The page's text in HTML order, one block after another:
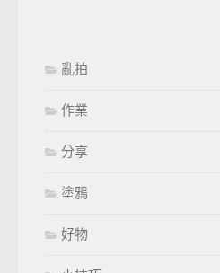
亂拍
作業
分享
塗鴉
好物